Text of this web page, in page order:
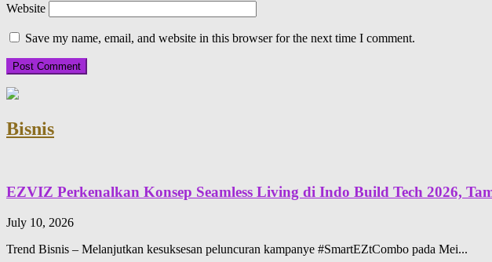
Website
Save my name, email, and website in this browser for the next time I comment.
Bisnis
EZVIZ Perkenalkan Konsep Seamless Living di Indo Build Tech 2026,
July 10, 2026
Trend Bisnis – Melanjutkan kesuksesan peluncuran kampanye #SmartEZtCombo pada Mei...